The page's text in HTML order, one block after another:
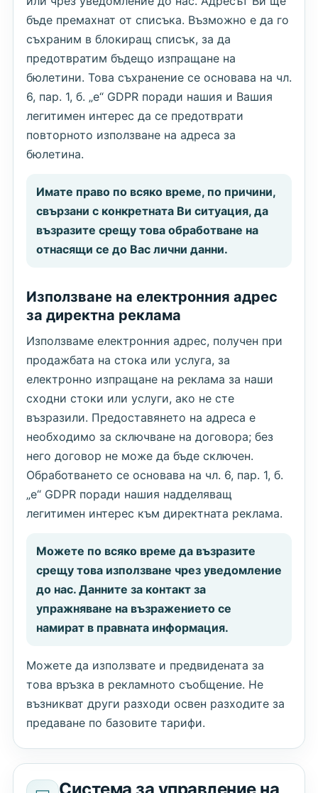
бъде премахнат от списъка. Възможно е да го
съхраним в блокиращ списък, за да
предотвратим бъдещо изпращане на
бюлетини. Това съхранение се основава на чл.
6, пар. 1, б. „е“ GDPR поради нашия и Вашия
легитимен интерес да се предотврати
повторното използване на адреса за
бюлетина.
Имате право по всяко време, по причини,
свързани с конкретната Ви ситуация, да
възразите срещу това обработване на
отнасящи се до Вас лични данни.
Използване на електронния адрес
за директна реклама
Използваме електронния адрес, получен при
продажбата на стока или услуга, за
електронно изпращане на реклама за наши
сходни стоки или услуги, ако не сте
възразили. Предоставянето на адреса е
необходимо за сключване на договора; без
него договор не може да бъде сключен.
Обработването се основава на чл. 6, пар. 1, б.
„е“ GDPR поради нашия надделяващ
легитимен интерес към директната реклама.
Можете по всяко време да възразите
срещу това използване чрез уведомление
до нас. Данните за контакт за
упражняване на възражението се
намират в правната информация.
Можете да използвате и предвидената за
това връзка в рекламното съобщение. Не
възникват други разходи освен разходите за
предаване по базовите тарифи.